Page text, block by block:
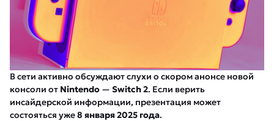
В сети активно обсуждают слухи о скором анонсе новой
консоли от Nintendo — Switch 2. Если верить
инсайдерской информации, презентация может
состояться уже8 января 2025 года.